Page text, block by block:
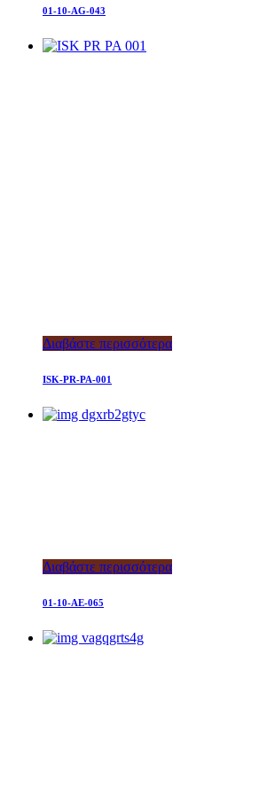
01-10-AG-043
Διαβάστε περισσότερα
ISK-PR-PA-001
Διαβάστε περισσότερα
01-10-AE-065